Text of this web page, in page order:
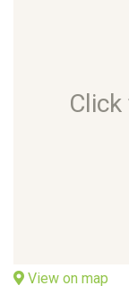
View on map